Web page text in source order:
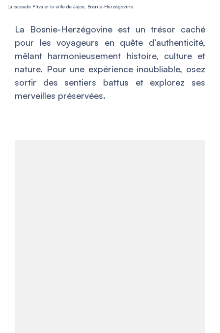
La cascade Pliva et la ville de Jajce, Bosnie-Herzégovine
La Bosnie-Herzégovine est un trésor caché
pour les voyageurs en quête d’authenticité,
mêlant harmonieusement histoire, culture et
nature. Pour une expérience inoubliable, osez
sortir des sentiers battus et explorez ses
merveilles préservées.